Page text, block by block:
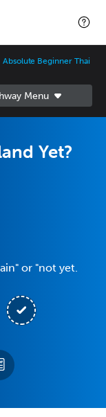
Beginner Thai
Yet?
or "not yet.